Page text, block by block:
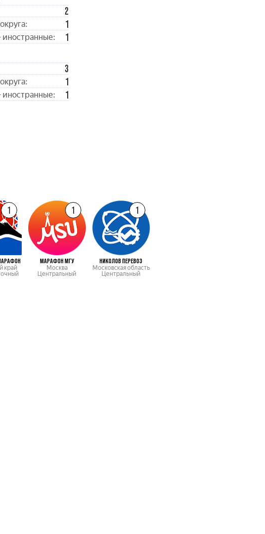
2
1
иностранные:
1
3
1
иностранные: 1
1
край
1
МАРАФОН МГУ
Москва
Центральный
1
НИКОЛОВ ПЕРЕВОЗ
Московская область
Центральный